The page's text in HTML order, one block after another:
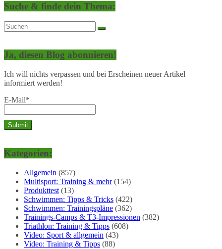
Suche & finde dein Thema:
Ja, diesen Blog abonnieren!
Ich will nichts verpassen und bei Erscheinen neuer Artikel
informiert werden!
E-Mail*
Kategorien:
Allgemein (857)
Multisport: Training & mehr(154)
Produkttest (13)
Schwimmen: Tipps & Tricks (422)
Schwimmen: Trainingspläne (362)
Trainings-Camps & T3-Impressionen (382)
Triathlon: Training & Tipps (608)
Video: Sport & allgemein (43)
Video: Training & Tipps (88)